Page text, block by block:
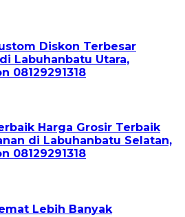
Diskon Terbesar
Labuhanbatu Utara,
08129291318
Harga Grosir Terbaik
di Labuhanbatu Selatan,
08129291318
Lebih Banyak